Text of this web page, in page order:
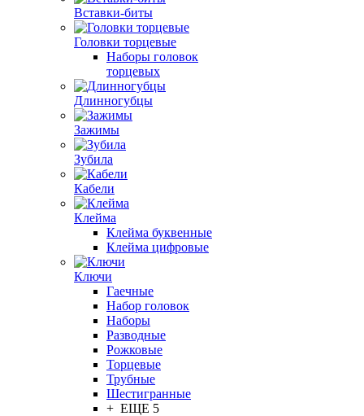
Вставки-биты
Головки торцевые
Наборы головок
торцевых
Длинногубцы
Зажимы
Зубила
Кабели
Клейма
Клейма буквенные
Клейма цифровые
Ключи
Гаечные
Набор головок
Наборы
Разводные
Рожковые
Торцевые
Трубные
Шестигранные
+ ЕЩЕ 5